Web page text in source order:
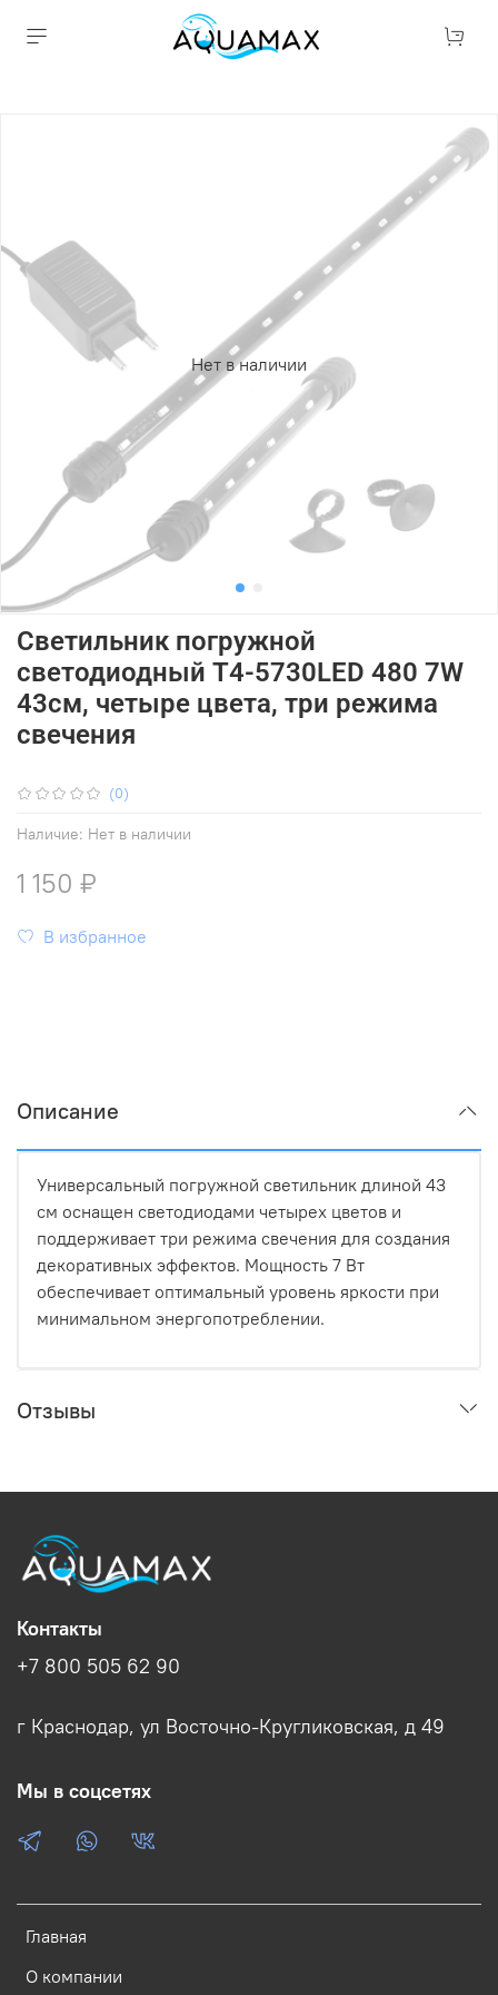
Нет в наличии
(0)
Наличие: Нет в наличии
Светильник погружной
светодиодный T4-5730LED 480 7W
43см, четыре цвета, три режима
свечения
1 150 ₽
В избранное
Описание
Универсальный погружной светильник длиной 43
см оснащен светодиодами четырех цветов и
поддерживает три режима свечения для создания
декоративных эффектов. Мощность 7 Вт
обеспечивает оптимальный уровень яркости при
минимальном энергопотреблении.
Отзывы
Главная
О компании
Контакты
+7 800 505 62 90
г Краснодар, ул Восточно-Кругликовская, д 49
Мы в соцсетях